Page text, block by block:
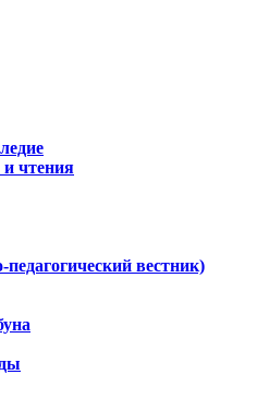
чтения
вестник)